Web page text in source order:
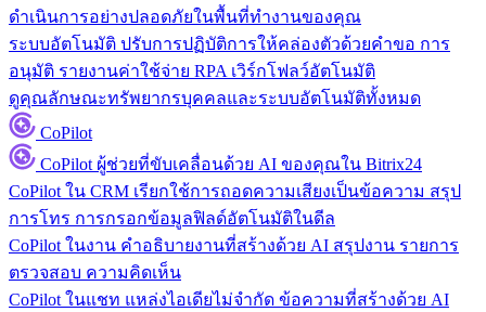
ดำเนินการอย่างปลอดภัยในพื้นที่ทำงานของคุณ
ระบบอัตโนมัติ ปรับการปฏิบัติการให้คล่องตัวด้วยคำขอ การ
อนุมัติ รายงานค่าใช้จ่าย RPA เวิร์กโฟลว์อัตโนมัติ
ดูคุณลักษณะทรัพยากรบุคคลและระบบอัตโนมัติทั้งหมด
CoPilot
CoPilot ผู้ช่วยที่ขับเคลื่อนด้วย AI ของคุณใน Bitrix24
CoPilot ใน CRM เรียกใช้การถอดความเสียงเป็นข้อความ สรุป
การโทร การกรอกข้อมูลฟิลด์อัตโนมัติในดีล
CoPilot ในงาน คำอธิบายงานที่สร้างด้วย AI สรุปงาน รายการ
ตรวจสอบ ความคิดเห็น
CoPilot ในแชท แหล่งไอเดียไม่จำกัด ข้อความที่สร้างด้วย AI